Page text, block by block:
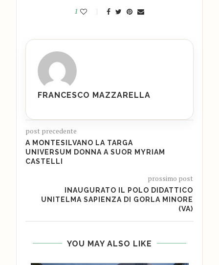
1
FRANCESCO MAZZARELLA
post precedente
A MONTESILVANO LA TARGA
UNIVERSUM DONNA A SUOR MYRIAM
CASTELLI
prossimo post
INAUGURATO IL POLO DIDATTICO
UNITELMA SAPIENZA DI GORLA MINORE
(VA)
YOU MAY ALSO LIKE